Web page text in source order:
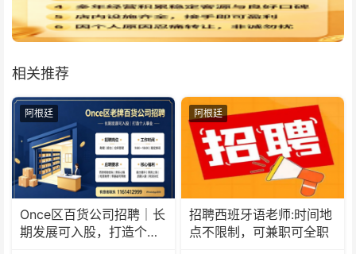
相关推荐
阿根廷
Once区百货公司招聘｜长
期发展可入股，打造个人
阿根廷
招聘西班牙语老师:时间地
点不限制，可兼职可全职